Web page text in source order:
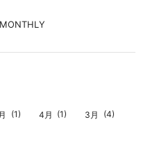
(1) 4月 (1) 3月 (4)